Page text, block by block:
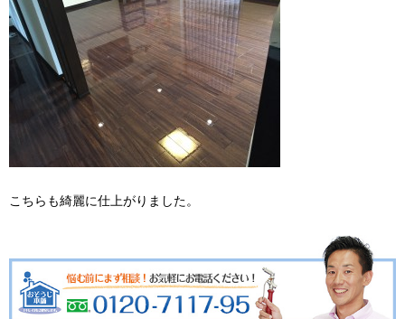
こちらも綺麗に仕上がりました。